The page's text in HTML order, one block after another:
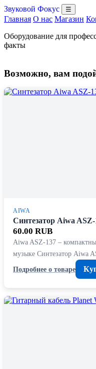
Звуковой Фокус ☰
Главная О нас Магазин
Оборудование для
факты
Возможно, вам
AIWA
Синтезатор Aiwa ASZ-
60.00 RUB
Aiwa ASZ-137 –
музыке Синтезатор Aiwa
Подробнее о товаре